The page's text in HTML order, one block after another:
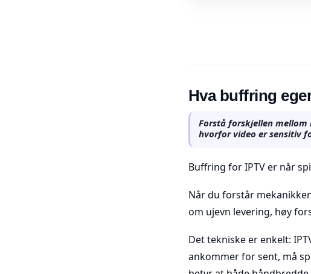
Hva buffring
Forstå forskjellen
hvorfor video er sensitiv
Buffring for IPTV er når
Når du forstår
om ujevn levering, høy
Det tekniske er enkelt:
ankommer for sent, må